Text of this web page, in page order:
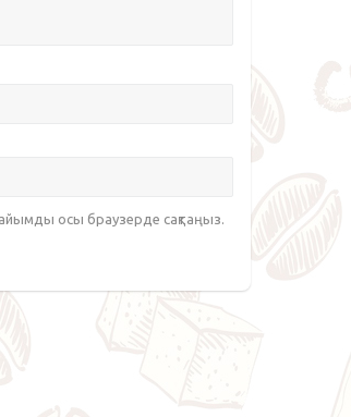
осы браузерде сақтаңыз.